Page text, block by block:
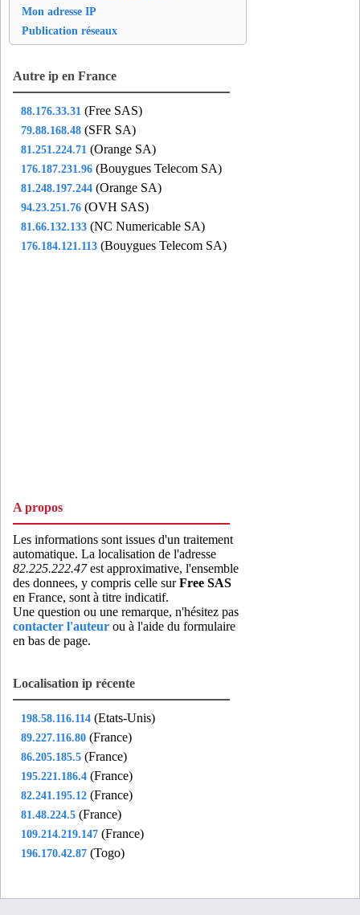
Mon adresse IP
Publication réseaux
Autre ip en France
88.176.33.31 (Free SAS)
79.88.168.48 (SFR SA)
81.251.224.71 (Orange SA)
176.187.231.96 (Bouygues Telecom SA)
81.248.197.244 (Orange SA)
94.23.251.76 (OVH SAS)
81.66.132.133 (NC Numericable SA)
176.184.121.113 (Bouygues Telecom SA)
A propos
Les informations sont issues d'un traitement
automatique. La localisation de l'adresse
82.225.222.47est approximative, l'ensemble
des donnees, y compris celle surFree SAS
en France, sont à titre indicatif.
Une question ou une remarque, n'hésitez pas
contacter l'auteur ou à l'aide du formulaire
en bas de page.
Localisation ip récente
198.58.116.114 (Etats-Unis)
89.227.116.80 (France)
86.205.185.5 (France)
195.221.186.4 (France)
82.241.195.12 (France)
81.48.224.5 (France)
109.214.219.147 (France)
196.170.42.87 (Togo)